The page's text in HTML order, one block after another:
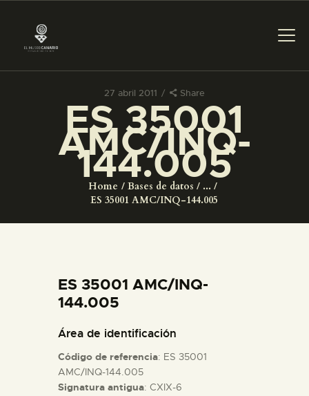
27 abril 2011 Share
ES 35001
AMC/INQ-
144.005
Home Bases de datos
...
ES 35001 AMC/INQ-144.005
PREPARAR LA VISITA
ACTIVIDADES
COLECCIONES
ESPAÑOL
ES 35001 AMC/INQ-
144.005
Área de identificación
Código de referencia: ES 35001
AMC/INQ-144.005
Signatura antigua: CXIX-6